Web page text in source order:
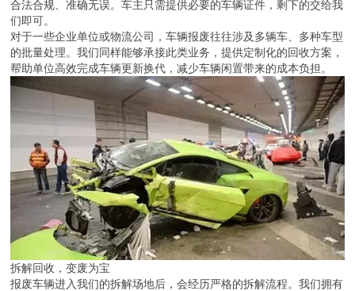
合法合规、准确无误。车主只需提供必要的车辆证件，剩下的交给我
们即可。
对于一些企业单位或物流公司，车辆报废往往涉及多辆车、多种车型
的批量处理。我们同样能够承接此类业务，提供定制化的回收方案，
帮助单位高效完成车辆更新换代，减少车辆闲置带来的成本负担。
拆解回收，变废为宝
报废车辆进入我们的拆解场地后，会经历严格的拆解流程。我们拥有